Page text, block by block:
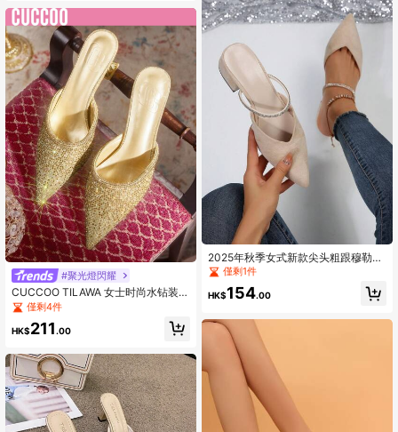
僅剩5件
#聚光燈閃耀
CUCCOO TILAWA 女士时尚水钻装饰
高跟派对鞋新年假期
僅剩4件
HK$211 .00
2025年秋季女式新款尖头粗跟穆勒
鞋，法式露背水钻装饰一脚蹬凉鞋，
适合春夏季
僅剩1件
HK$154.00